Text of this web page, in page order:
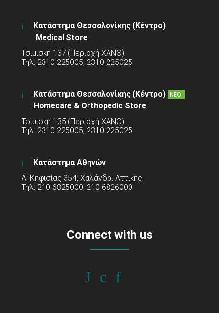
Κατάστημα Θεσσαλονίκης (Κέντρο)
Medical Store
Τσιμισκή 137 (Περιοχή ΧΑΝΘ)
Τηλ: 2310 225005, 2310 225025
Κατάστημα Θεσσαλονίκης (Κέντρο) ΝΕΟ
Homecare & Orthopedic Store
Τσιμισκή 135 (Περιοχή ΧΑΝΘ)
Τηλ: 2310 225005, 2310 225025
Κατάστημα Αθηνών
Λ. Κηφισίας 354, Χαλάνδρι Αττικής
Τηλ: 210 6825000, 210 6826000
Connect with us